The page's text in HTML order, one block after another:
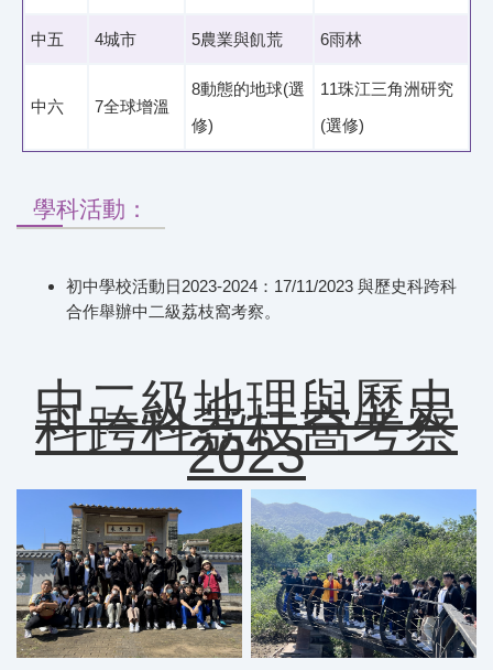
中五 4城市 5農業與飢荒 6雨林
中六 7全球增溫
8動態的地球(選
修)
11珠江三角洲研究
(選修)
學科活動：
初中學校活動日2023-2024：17/11/2023 與歷史科跨科
合作舉辦中二級荔枝窩考察。
中二級地理與歷史
科跨科荔枝窩考察
2023